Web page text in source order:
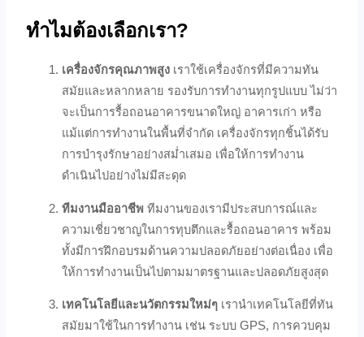
ทำไมต้องเลือกเรา?
เครื่องจักรคุณภาพสูง เราใช้เครื่องจักรที่มีความทัน
สมัยและหลากหลาย รองรับการทำงานทุกรูปแบบ ไม่ว่า
จะเป็นการรื้อถอนอาคารขนาดใหญ่ อาคารเก่า หรือ
แม้แต่การทำงานในพื้นที่จำกัด เครื่องจักรทุกชิ้นได้รับ
การบำรุงรักษาอย่างสม่ำเสมอ เพื่อให้การทำงาน
ดำเนินไปอย่างไม่มีสะดุด
ทีมงานมืออาชีพ ทีมงานของเรามีประสบการณ์และ
ความเชี่ยวชาญในการทุบตึกและรื้อถอนอาคาร พร้อม
ทั้งมีการฝึกอบรมด้านความปลอดภัยอย่างต่อเนื่อง เพื่อ
ให้การทำงานเป็นไปตามมาตรฐานและปลอดภัยสูงสุด
เทคโนโลยีและนวัตกรรมใหม่ๆ เรานำเทคโนโลยีที่ทัน
สมัยมาใช้ในการทำงาน เช่น ระบบ GPS, การควบคุม